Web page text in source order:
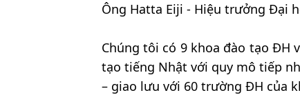
Ông Hatta Eiji - Hiệu trưởng Đại
Chúng tôi có 9 khoa đào tạo ĐH
tạo tiếng Nhật với quy mô tiếp
– giao lưu với 60 trường ĐH của